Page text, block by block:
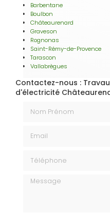
Barbentane
Boulbon
Châteaurenard
Graveson
Rognonas
Saint-Rémy-de-Provence
Tarascon
Vallabrègues
Contactez-nous :
d'électricité
Message